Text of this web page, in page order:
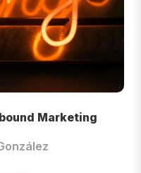
Marketing